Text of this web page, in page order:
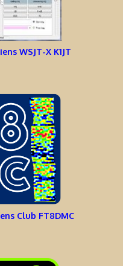
WSJT-X K1JT
Club FT8DMC